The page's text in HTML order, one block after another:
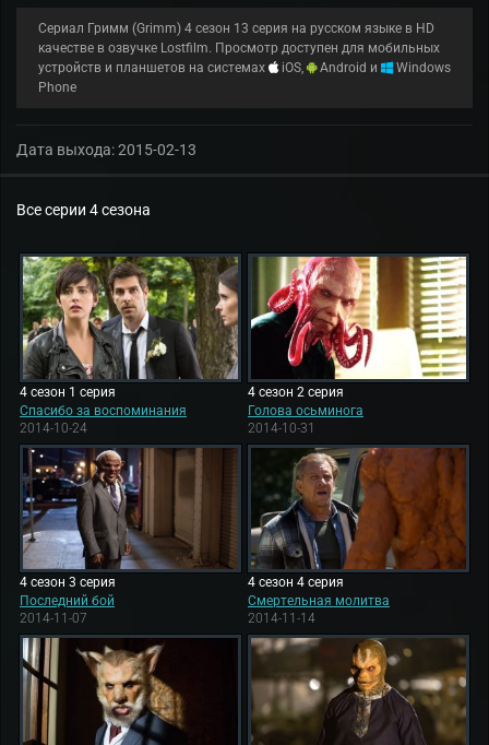
Сериал Гримм (Grimm) 4 сезон 13 серия на русском языке в HD
качестве в озвучке Lostfilm. Просмотр доступен для мобильных
устройств и планшетов на системах
iOS, Android и
Windows
Phone
Дата выхода:2015-02-13
Все серии 4 сезона
4 сезон 1 серия
Спасибо за воспоминания
2014-10-24
4 сезон 2 серия
Голова осьминога
2014-10-31
4 сезон 3 серия
Последний бой
2014-11-07
4 сезон 4 серия
Смертельная молитва
2014-11-14